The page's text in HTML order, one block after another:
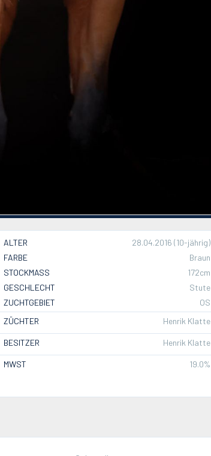
ALTER
28.04.2016 (10-jährig)
FARBE
Braun
STOCKMASS
172cm
GESCHLECHT
Stute
ZUCHTGEBIET
OS
ZÜCHTER
Henrik Klatte
BESITZER Henrik Klatte
MWST 19.0%